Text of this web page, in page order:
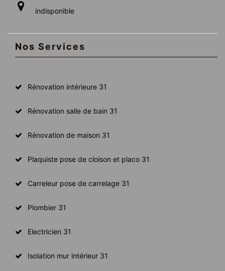
indisponible
Nos Services
Rénovation intérieure 31
Rénovation salle de bain 31
Rénovation de maison 31
Plaquiste pose de cloison et placo 31
Carreleur pose de carrelage 31
Plombier 31
Electricien 31
Isolation mur intérieur 31